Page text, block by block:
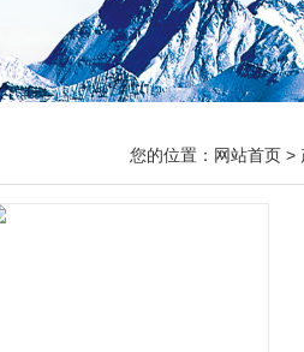
您的位置： 网站首页 >